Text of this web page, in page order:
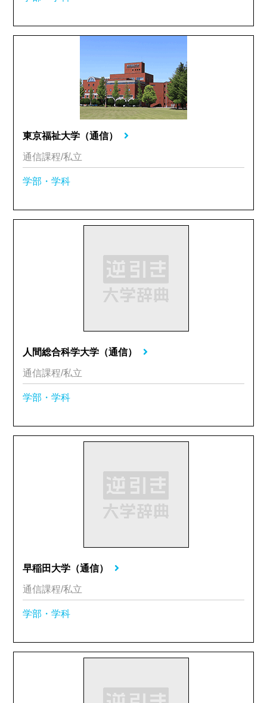
東京福祉大学（通信）
通信課程/私立
学部・学科
人間総合科学大学（通信）
通信課程/私立
学部・学科
早稲田大学（通信）
通信課程/私立
学部・学科